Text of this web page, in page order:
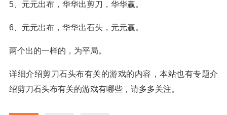
5、元元出布，华华出剪刀，华华赢。
6、元元出布，华华出石头，元元赢。
两个出的一样的，为平局。
详细介绍剪刀石头布有关的游戏的内容，本站也有专题介
绍剪刀石头布有关的游戏有哪些，请多多关注。